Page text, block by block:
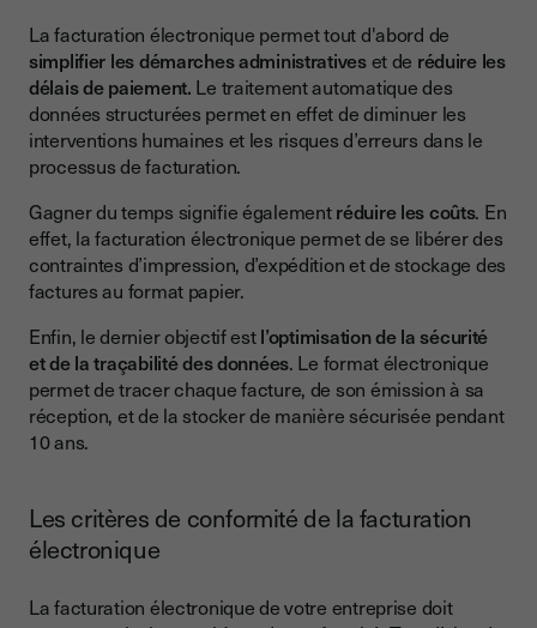
La facturation électronique permet tout d'abord de
simplifier les démarches administrativeset de réduire les
délais de paiement. Le traitement automatique des
données structurées permet en effet de diminuer les
interventions humaines et les risques d’erreurs dans le
processus de facturation.
Gagner du temps signifie égalementréduire les coûts. En
effet, la facturation électronique permet de se libérer des
contraintes d’impression, d’expédition et de stockage des
factures au format papier.
Enfin, le dernier objectif estl’optimisation de la sécurité
et de la traçabilité des données. Le format électronique
permet de tracer chaque facture, de son émission à sa
réception, et de la stocker de manière sécurisée pendant
10 ans.
Les critères de conformité de la facturation
électronique
La facturation électronique de votre entreprise doit